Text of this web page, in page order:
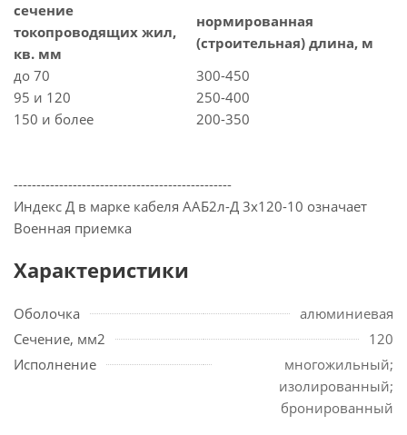
сечение
токопроводящих жил,
кв. мм
нормированная
(строительная) длина, м
до 70
300-450
95 и 120
250-400
150 и более
200-350
------------------------------------------------
Индекс Д в марке кабеля ААБ2л-Д 3х120-10 означает
Военная приемка
Характеристики
Оболочка
алюминиевая
Сечение, мм2
120
Исполнение
многожильный;
изолированный;
бронированный